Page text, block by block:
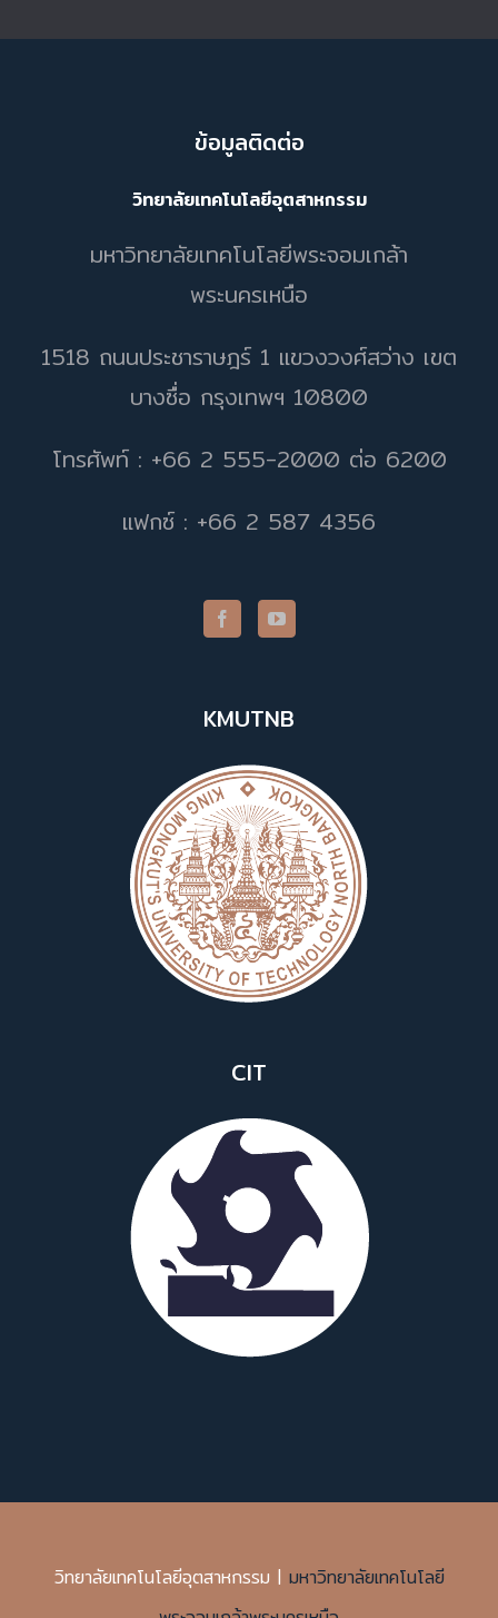
ข้อมูลติดต่อ
วิทยาลัยเทคโนโลยีอุตสาหกรรม
มหาวิทยาลัยเทคโนโลยีพระจอมเกล้า
พระนครเหนือ
1518 ถนนประชาราษฎร์ 1 แขวงวงศ์สว่าง เขต
บางซื่อ กรุงเทพฯ 10800
โทรศัพท์ : +66 2 555-2000 ต่อ 6200
แฟกซ์ : +66 2 587 4356
KMUTNB
CIT
วิทยาลัยเทคโนโลยีอุตสาหกรรม | มหาวิทยาลัยเทคโนโลยี